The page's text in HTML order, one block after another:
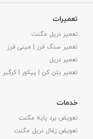
تعمیرات
تعمیر دریل مگنت
تعمیر سنگ فرز | مینی فرز
تعمیر دریل
تعمیر بتن کن | پیکور | کرگیر
خدمات
تعویض برد پایه مگنت
تعویض زغال دریل مگنت